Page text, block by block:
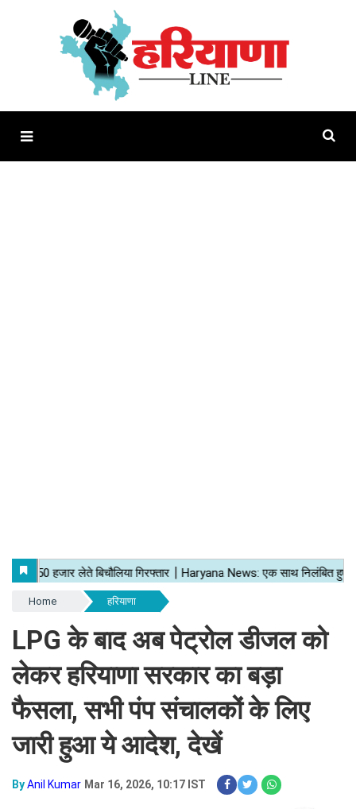
Home हरियाणा
LPG के बाद अब पेट्रोल डीजल को
लेकर हरियाणा सरकार का बड़ा
फैसला, सभी पंप संचालकों के लिए
जारी हुआ ये आदेश, देखें
ByAnil Kumar Mar 16, 2026, 10:17 IST